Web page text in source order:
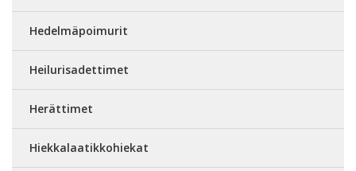
Hedelmäpoimurit
Heilurisadettimet
Herättimet
Hiekkalaatikkohiekat